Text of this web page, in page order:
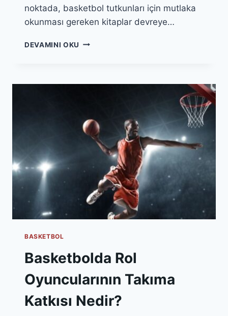
noktada, basketbol tutkunları için mutlaka
okunması gereken kitaplar devreye…
DEVAMINI OKU BASKETBOL
OKUNMASI
BASKETBOL
Basketbolda Rol
Oyuncularının Takıma
Katkısı Nedir?